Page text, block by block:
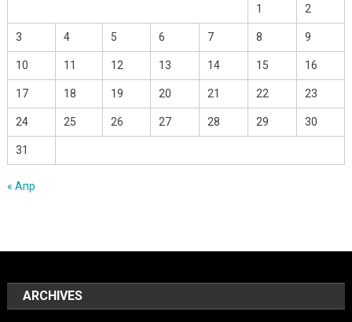
1 2
3 4 5 6 7 8 9
10 11 12 13 14 15 16
17 18 19 20 21 22 23
24 25 26 27 28 29 30
31
« Апр
ARCHIVES